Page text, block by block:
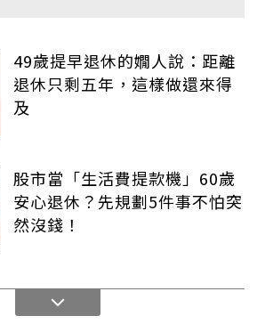
49歲提早退休的嫺人說：距離
退休只剩五年，這樣做還來得
及
股市當「生活費提款機」60歲
安心退休？先規劃5件事不怕突
然沒錢！